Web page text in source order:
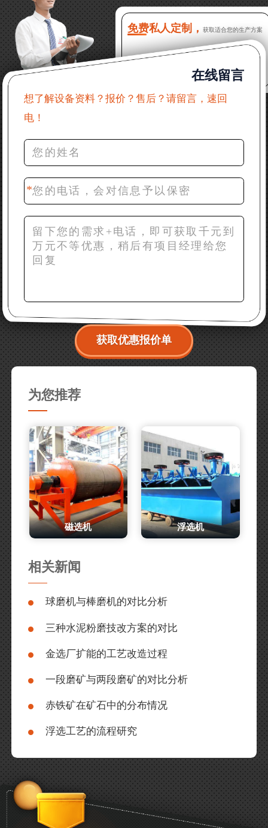
16分钟前 程先生：破碎生产线出个方案及报价，有什
么售后服务？
22分钟前 郑女士：想了解时产500吨锤破，加工石灰石
31分钟前 吴先生：成套石头破碎设备有吗？给个详细
产品资料
36分钟前 罗先生：每小时100吨左右的鄂破和反击破，
42分钟前 梁先生：膨润土磨到200目，用什么磨粉设
备？
免费私人定制， 获取适合您的生产方案
在线留言
想了解设备资料？报价？售后？请留言，速回
电！
获取优惠报价单
为您推荐
磁选机 浮选机
相关新闻
球磨机与棒磨机的对比分析
三种水泥粉磨技改方案的对比
金选厂扩能的工艺改造过程
一段磨矿与两段磨矿的对比分析
赤铁矿在矿石中的分布情况
浮选工艺的流程研究